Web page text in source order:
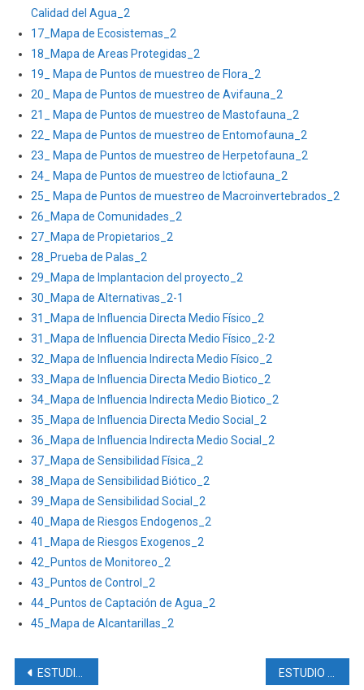
8
DE
AGOSTO
DE
2016,
PARA
LA
PLATAFORMA
INCHI
G,
VÍA
DE
ACCESO
Y
PERFORACIÓN
Calidad del Agua_2
17_Mapa de Ecosistemas_2
18_Mapa de Areas Protegidas_2
19_ Mapa de Puntos de muestreo de Flora_2
20_ Mapa de Puntos de muestreo de Avifauna_2
21_ Mapa de Puntos de muestreo de Mastofauna_2
22_ Mapa de Puntos de muestreo de Entomofauna_2
23_ Mapa de Puntos de muestreo de Herpetofauna_2
24_ Mapa de Puntos de muestreo de Ictiofauna_2
25_ Mapa de Puntos de muestreo de Macroinvertebrados_2
26_Mapa de Comunidades_2
27_Mapa de Propietarios_2
28_Prueba de Palas_2
29_Mapa de Implantacion del proyecto_2
30_Mapa de Alternativas_2-1
31_Mapa de Influencia Directa Medio Físico_2
31_Mapa de Influencia Directa Medio Físico_2-2
32_Mapa de Influencia Indirecta Medio Físico_2
33_Mapa de Influencia Directa Medio Biotico_2
34_Mapa de Influencia Indirecta Medio Biotico_2
35_Mapa de Influencia Directa Medio Social_2
36_Mapa de Influencia Indirecta Medio Social_2
37_Mapa de Sensibilidad Física_2
38_Mapa de Sensibilidad Biótico_2
39_Mapa de Sensibilidad Social_2
40_Mapa de Riesgos Endogenos_2
41_Mapa de Riesgos Exogenos_2
42_Puntos de Monitoreo_2
43_Puntos de Control_2
44_Puntos de Captación de Agua_2
45_Mapa de Alcantarillas_2
Navegación
ESTUDIO DE IMPACTO AMBIENTAL PARA LA FASE DE EXPLORACIÓN AVANZADA DE MINERALES METÁLICOS, BAJO EL RÉGIMEN DE GRAN MINERÍA PARA LAS CONCESIONES MINERAS PORVENIR 1 (CÓDIGO 50000879), PORVENIR 2 (CÓDIGO 50000876), PORVENIR 3 (CÓDIGO 50000877) Y PORVENIR 4 (CÓDIGO 50000878)